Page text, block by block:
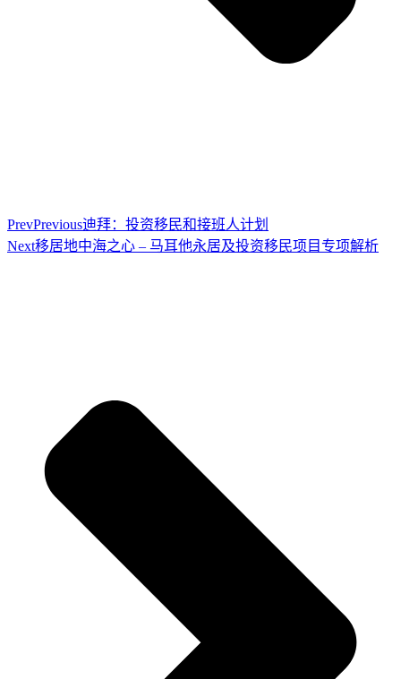
PrevPrevious迪拜：投资移民和接班人计划
Next移居地中海之心 – 马耳他永居及投资移民项目专项解析